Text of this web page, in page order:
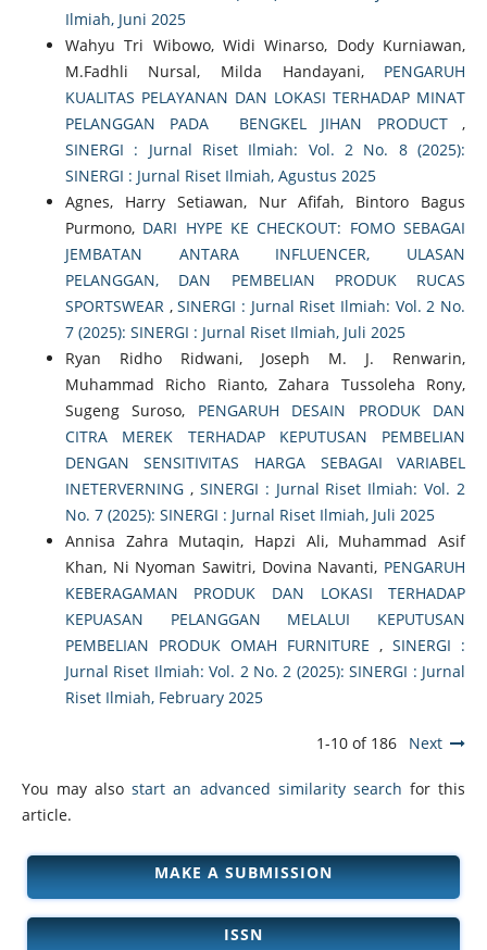
Ilmiah, Juni 2025
Wahyu Tri Wibowo, Widi Winarso, Dody Kurniawan,
M.Fadhli Nursal, Milda Handayani, PENGARUH
KUALITAS PELAYANAN DAN LOKASI TERHADAP MINAT
PELANGGAN PADA BENGKEL JIHAN PRODUCT ,
SINERGI : Jurnal Riset Ilmiah: Vol. 2 No. 8 (2025):
SINERGI : Jurnal Riset Ilmiah, Agustus 2025
Agnes, Harry Setiawan, Nur Afifah, Bintoro Bagus
Purmono, DARI HYPE KE CHECKOUT: FOMO SEBAGAI
JEMBATAN ANTARA INFLUENCER, ULASAN
PELANGGAN, DAN PEMBELIAN PRODUK RUCAS
SPORTSWEAR ,SINERGI : Jurnal Riset Ilmiah: Vol. 2 No.
7 (2025): SINERGI : Jurnal Riset Ilmiah, Juli 2025
Ryan Ridho Ridwani, Joseph M. J. Renwarin,
Muhammad Richo Rianto, Zahara Tussoleha Rony,
Sugeng Suroso, PENGARUH DESAIN PRODUK DAN
CITRA MEREK TERHADAP KEPUTUSAN PEMBELIAN
DENGAN SENSITIVITAS HARGA SEBAGAI VARIABEL
INETERVERNING , SINERGI : Jurnal Riset Ilmiah: Vol. 2
No. 7 (2025): SINERGI : Jurnal Riset Ilmiah, Juli 2025
Annisa Zahra Mutaqin, Hapzi Ali, Muhammad Asif
Khan, Ni Nyoman Sawitri, Dovina Navanti, PENGARUH
KEBERAGAMAN PRODUK DAN LOKASI TERHADAP
KEPUASAN PELANGGAN MELALUI KEPUTUSAN
PEMBELIAN PRODUK OMAH FURNITURE ,SINERGI :
Jurnal Riset Ilmiah: Vol. 2 No. 2 (2025): SINERGI : Jurnal
Riset Ilmiah, February 2025
1-10 of 186 Next
You may alsostart an advanced similarity search for this
article.
MAKE A SUBMISSION
ISSN